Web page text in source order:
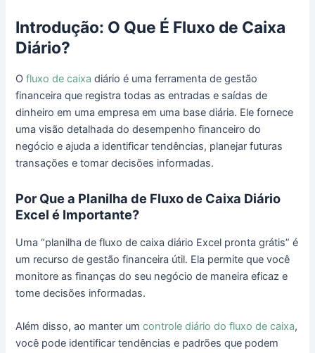
Introdução: O Que É Fluxo de Caixa
Diário?
Ofluxo de caixa diário é uma ferramenta de gestão
financeira que registra todas as entradas e saídas de
dinheiro em uma empresa em uma base diária. Ele fornece
uma visão detalhada do desempenho financeiro do
negócio e ajuda a identificar tendências, planejar futuras
transações e tomar decisões informadas.
Por Que a Planilha de Fluxo de Caixa Diário
Excel é Importante?
Uma “planilha de fluxo de caixa diário Excel pronta grátis” é
um recurso de gestão financeira útil. Ela permite que você
monitore as finanças do seu negócio de maneira eficaz e
tome decisões informadas.
Além disso, ao manter umcontrole diário do fluxo de caixa,
você pode identificar tendências e padrões que podem